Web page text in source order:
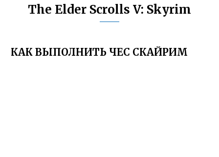
The Elder Scrolls V: Skyrim
КАК ВЫПОЛНИТЬ ЧЕС СКАЙРИМ